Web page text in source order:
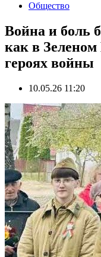
Общество
Война и боль
как в
героях войны
10.05.26 11:20